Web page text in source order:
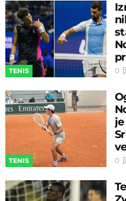
TENIS 0
TENIS 0